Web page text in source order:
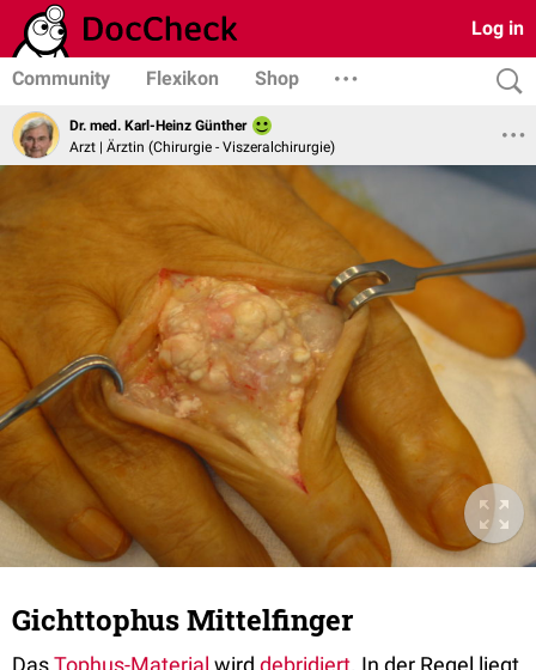
Log in
Community Flexikon Shop
Dr. med. Karl-Heinz Günther
Arzt | Ärztin (Chirurgie - Viszeralchirurgie)
Gichttophus Mittelfinger
DasTophus-Material wird debridiert. In der Regel liegt